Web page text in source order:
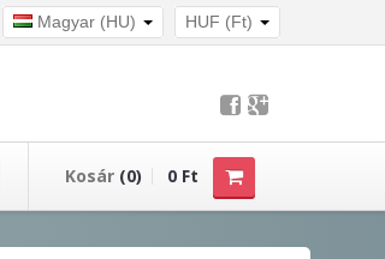
Magyar (HU) HUF (Ft)
Kosár (0) 0 Ft